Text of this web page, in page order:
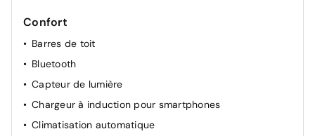
Confort
Barres de toit
Bluetooth
Capteur de lumière
Chargeur à induction pour smartphones
Climatisation automatique